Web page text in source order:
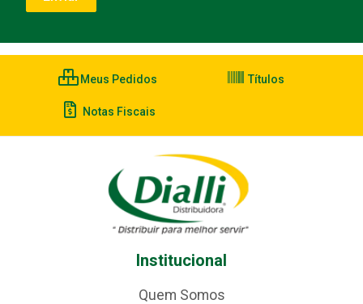
Meus Pedidos Títulos
Notas Fiscais
Institucional
Quem Somos